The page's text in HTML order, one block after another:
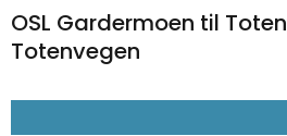
OSL Gardermoen til
Totenvegen